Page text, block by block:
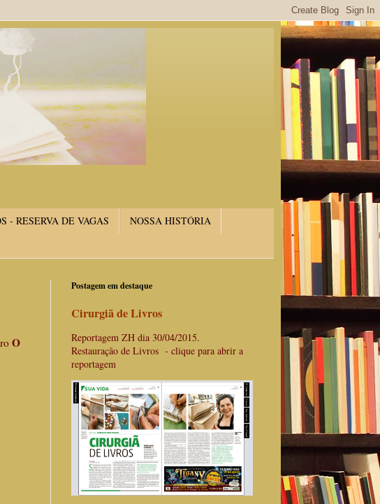
- RESERVA DE VAGAS
NOSSA HISTÓRIA
O
Postagem em destaque
Cirurgiã de Livros
Reportagem ZH dia 30/04/2015.
Restauração de Livros - clique para abrir a
reportagem